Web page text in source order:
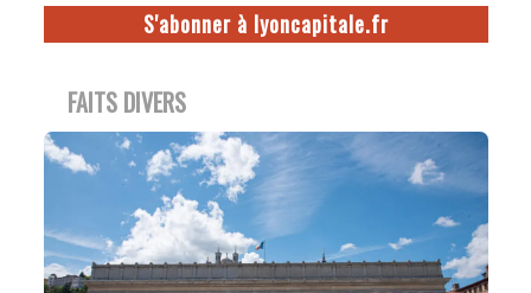
S'abonner à lyoncapitale.fr
FAITS DIVERS